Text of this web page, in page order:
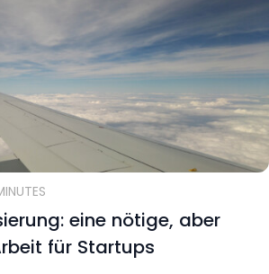
eine nötige, aber
für Startups